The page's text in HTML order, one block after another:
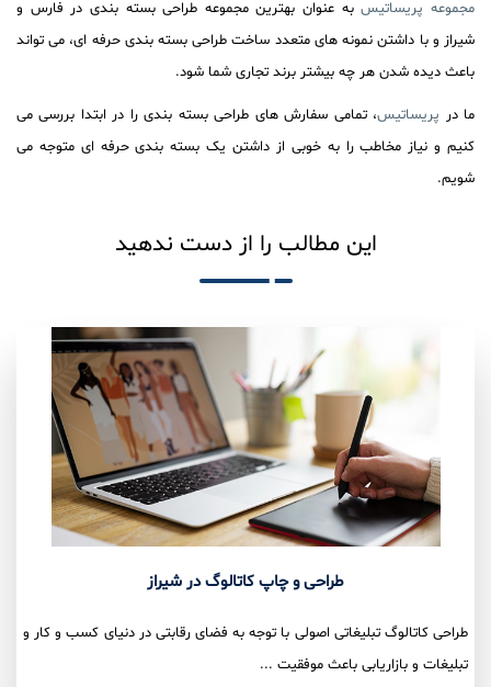
مجموعه پریساتیسبه عنوان بهترین مجموعه طراحی بسته بندی در فارس و
شیراز و با داشتن نمونه های متعدد ساخت طراحی بسته بندی حرفه ای، می تواند
باعث دیده شدن هر چه بیشتر برند تجاری شما شود.
ما در پریساتیس، تمامی سفارش های طراحی بسته بندی را در ابتدا بررسی می
کنیم و نیاز مخاطب را به خوبی از داشتن یک بسته بندی حرفه ای متوجه می
شویم.
این مطالب را از دست ندهید
طراحی و چاپ کاتالوگ در شیراز
طراحی کاتالوگ تبلیغاتی اصولی با توجه به فضای رقابتی در دنیای کسب و کار و
تبلیغات و بازاریابی باعث موفقیت ...